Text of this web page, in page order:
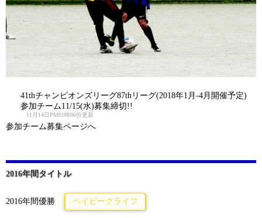
41thチャンピオンズリーグ87thリーグ(2018年1月-4月開催予定)
参加チーム11/15(水)募集締切!!
11月14日PM01時06分更新
参加チーム募集ページへ
2016年間タイトル
2016年間優勝 ベイビークライフ